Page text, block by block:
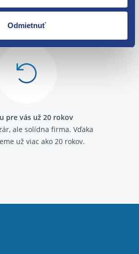
Odmietnuť
zákazníkov sa staráme
spokojných zákazníkov.
pre vás už 20 rokov
ale solídna firma. Vďaka
už viac ako 20 rokov.